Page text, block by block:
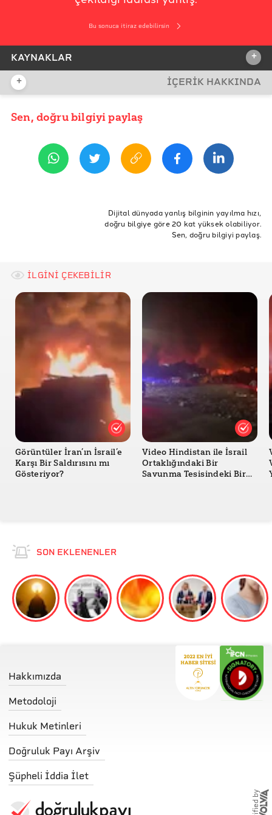
Bu sonuca itiraz edebilirsin
KAYNAKLAR +
İDDİA KAYNAĞI
İddia Kaynağı
REFERANSLAR
Milliyet
Anadolu Haber Ajansı
National Geographic
AFAD- Manavgat Yangını Açıklaması
En Son Haber
Cumhuriyet
+ İÇERİK HAKKINDA
YAYIN TARİHİ
Sen, doğru bilgiyi paylaş
Dijital dünyada yanlış bilginin yayılma hızı,
doğru bilgiye göre 20 kat yüksek olabiliyor.
Sen, doğru bilgiyi paylaş.
İLGİNİ ÇEKEBİLİR
Görüntüler İran’ın İsrail’e
Karşı Bir Saldırısını mı
Gösteriyor?
Video Hindistan ile İsrail
Ortaklığındaki Bir
Savunma Tesisindeki Bir
SON EKLENENLER
Hakkımızda
Metodoloji
Hukuk Metinleri
Doğruluk Payı Arşiv
Şüpheli İddia İlet